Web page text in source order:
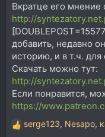
Вкратце его мнение
http://
добавить, недавно
историю, и в т.ч. для
Скачать можно тут:
http://
Если понравится,
https://
Р
serge123, Nesapo,